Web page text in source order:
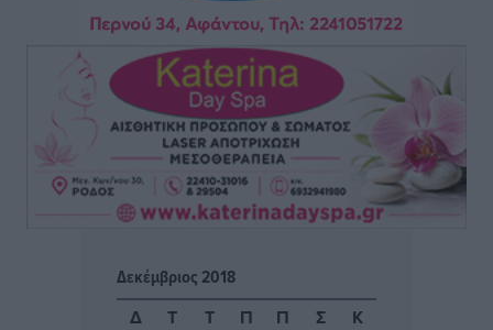
Τοπικές Ειδήσεις• πριν 3 ώρες
Πού κινούνται οι κρατήσεις last minute σε Ελλάδα
από Γερμανούς
πριν 3 ώρες
Οδηγός στη Ρόδο τράκαρε σταθμευμένο αυτοκίνητο,
παρέσυρε 72χρονο και διέφυγε
Δεκέμβριος 2018
Δ
Τ Τ Π Π Σ Κ